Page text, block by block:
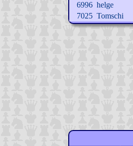
6996 helge
7025 Tomschi